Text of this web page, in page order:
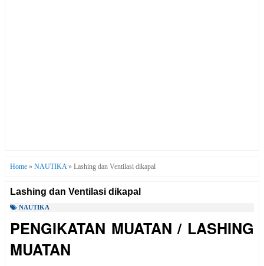
Home » NAUTIKA» Lashing dan Ventilasi dikapal
Lashing dan Ventilasi dikapal
NAUTIKA
PENGIKATAN MUATAN / LASHING
MUATAN